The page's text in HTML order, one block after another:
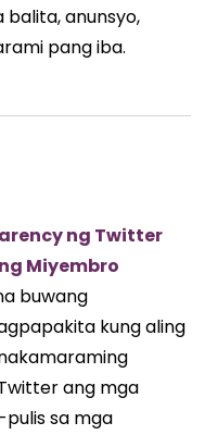
balita, anunsyo,
pang iba.
ng Twitter
Miyembro
buwang
kung aling
ang mga
sa mga